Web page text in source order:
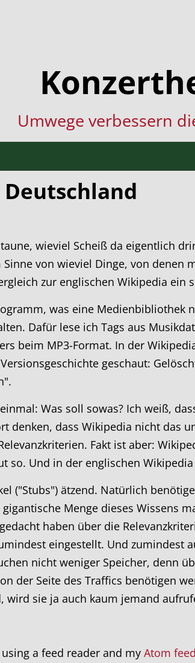
Umwege verbessern
wieviel Scheiß da eigentlich
von wieviel Dinge, von
zur englischen Wikipedia ein
was eine Medienbibliothek
Dafür lese ich Tags aus
beim MP3-Format. In der
geschaut:
Was soll sowas? Ich weiß,
denken, dass Wikipedia nicht das
Fakt ist aber:
so. Und in der englischen
("Stubs") ätzend. Natürlich
Menge dieses Wissens
haben über die
eingestellt. Und zumindest
nicht weniger Speicher, denn
der Seite des Traffics benötigen
wird sie ja auch kaum jemand
a feed reader and my Atom feed